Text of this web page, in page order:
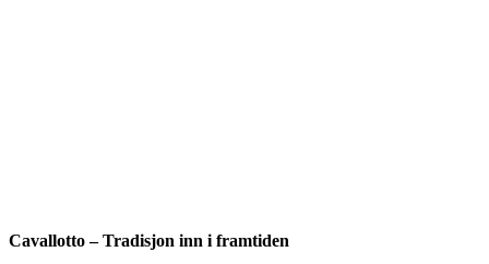
Cavallotto – Tradisjon inn i framtiden